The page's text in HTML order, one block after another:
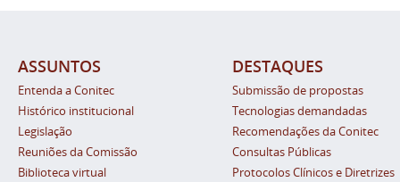
ASSUNTOS
Entenda a Conitec
Histórico institucional
Legislação
Reuniões da Comissão
Biblioteca virtual
DESTAQUES
Submissão de propostas
Tecnologias demandadas
Recomendações da Conitec
Consultas Públicas
Protocolos Clínicos e Diretrizes